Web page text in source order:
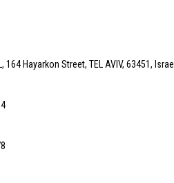
164 Hayarkon Street, TEL AVIV, 63451, Israel.